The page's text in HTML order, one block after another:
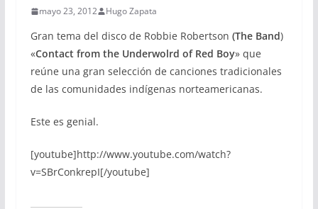
mayo 23, 2012 Hugo Zapata
Gran tema del disco de Robbie Robertson (The Band)
«Contact from the Underwolrd of Red Boy» que
reúne una gran selección de canciones tradicionales
de las comunidades indígenas norteamericanas.
Este es genial.
[youtube]http://www.youtube.com/watch?
v=SBrConkrepI[/youtube]